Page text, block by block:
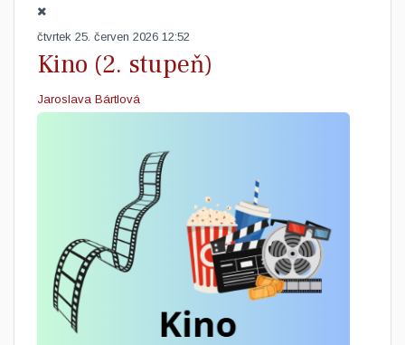
čtvrtek 25. červen 2026 12:52
Kino (2. stupeň)
Jaroslava Bártlová